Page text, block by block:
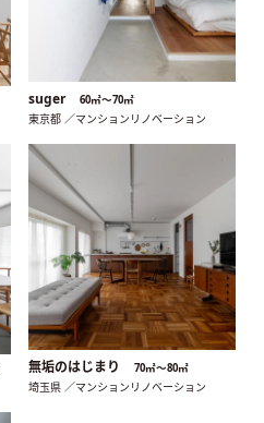
suger 60㎡〜70㎡
東京都 ／マンションリノベーション
無垢のはじまり 70㎡〜80㎡
埼玉県 ／マンションリノベーション